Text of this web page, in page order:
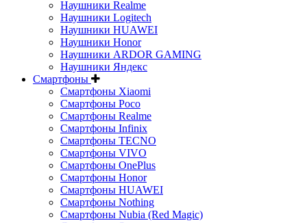
Наушники Realme
Наушники Logitech
Наушники HUAWEI
Наушники Honor
Наушники ARDOR GAMING
Наушники Яндекс
Смартфоны
Смартфоны Xiaomi
Смартфоны Poco
Смартфоны Realme
Смартфоны Infinix
Смартфоны TECNO
Смартфоны VIVO
Смартфоны OnePlus
Смартфоны Honor
Смартфоны HUAWEI
Смартфоны Nothing
Смартфоны Nubia (Red Magic)